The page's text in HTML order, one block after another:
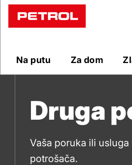
Druga
Na putu Za dom
Druga
Vaša poruka ili
potrošača.